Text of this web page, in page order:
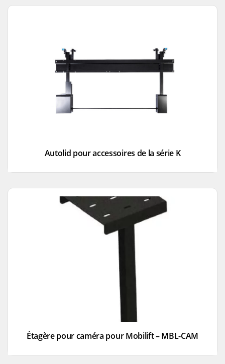
Autolid pour accessoires de la série K
Étagère pour caméra pour Mobilift – MBL-CAM